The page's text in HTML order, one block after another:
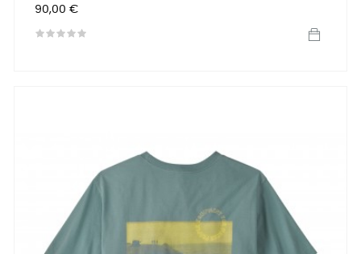
Preis
90,00 €